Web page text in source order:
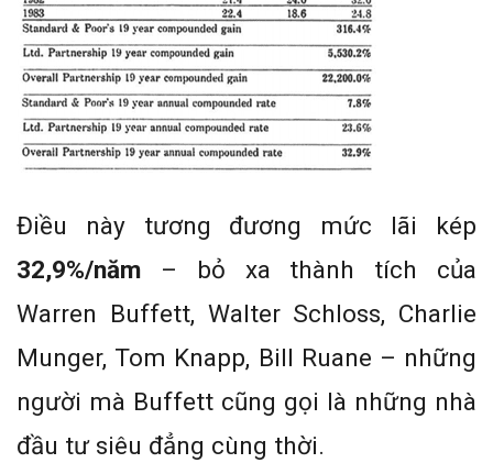
Điều này tương đương mức lãi kép
32,9%/năm – bỏ xa thành tích của
Warren Buffett, Walter Schloss, Charlie
Munger, Tom Knapp, Bill Ruane – những
người mà Buffett cũng gọi là những nhà
đầu tư siêu đẳng cùng thời.